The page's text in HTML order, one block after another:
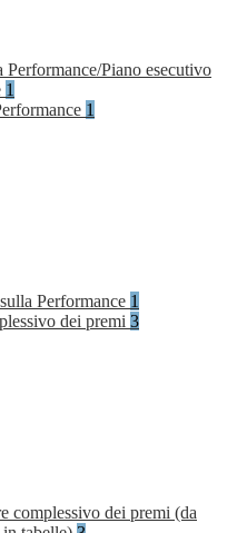
Performance/Piano esecutivo
1
1
Performance 1
dei premi 3
complessivo dei premi (da